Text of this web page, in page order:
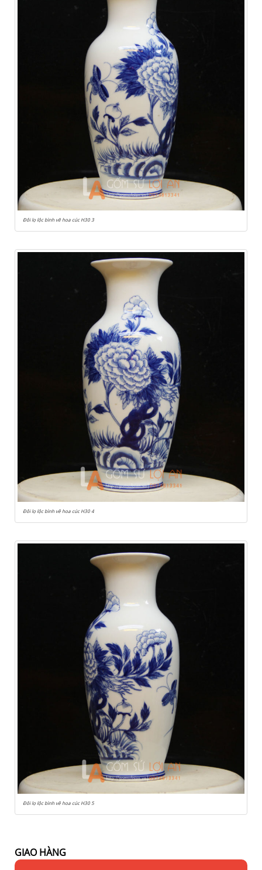
Đôi lọ lộc bình vẽ hoa cúc H30 3
Đôi lọ lộc bình vẽ hoa cúc H30 4
Đôi lọ lộc bình vẽ hoa cúc H30 5
GIAO HÀNG